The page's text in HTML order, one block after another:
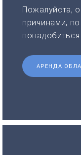
Пожалуйста,
причинами,
АРЕНДА